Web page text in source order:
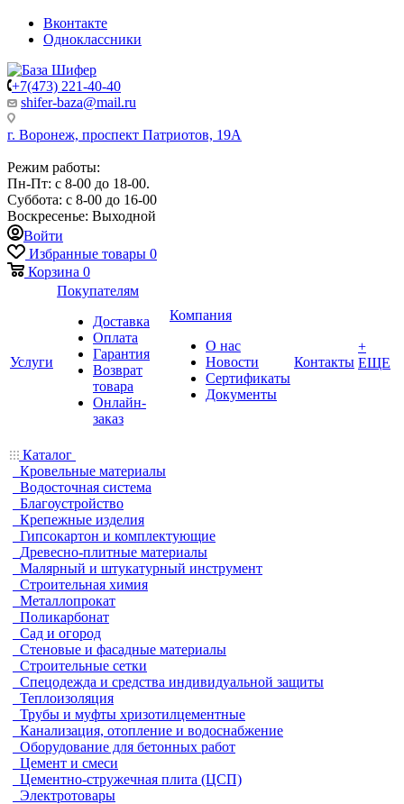
Вконтакте
Одноклассники
+7(473) 221-40-40
shifer-baza@mail.ru
г. Воронеж, проспект Патриотов, 19А
Режим работы:
Пн-Пт: с 8-00 до 18-00.
Суббота: с 8-00 до 16-00
Воскресенье: Выходной
Войти
Избранные товары 0
Корзина 0
Услуги
Покупателям
Доставка
Оплата
Гарантия
Возврат
товара
Онлайн-
заказ
Компания
О нас
Новости
Сертификаты
Документы
Контакты
+
ЕЩЕ
Каталог
Кровельные материалы
Водосточная система
Благоустройство
Крепежные изделия
Гипсокартон и комплектующие
Древесно-плитные материалы
Малярный и штукатурный инструмент
Строительная химия
Металлопрокат
Поликарбонат
Сад и огород
Стеновые и фасадные материалы
Строительные сетки
Спецодежда и средства индивидуальной защиты
Теплоизоляция
Трубы и муфты хризотилцементные
Канализация, отопление и водоснабжение
Оборудование для бетонных работ
Цемент и смеси
Цементно-стружечная плита (ЦСП)
Электротовары